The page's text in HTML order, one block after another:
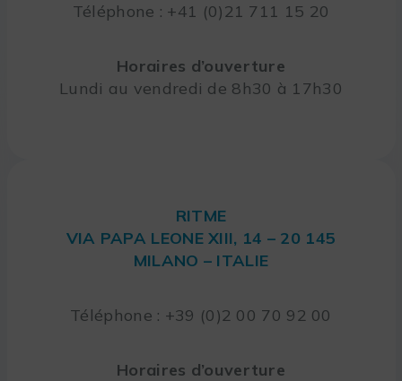
Téléphone : +41 (0)21 711 15 20
Horaires d’ouverture
Lundi au vendredi de 8h30 à 17h30
RITME
VIA PAPA LEONE XIII, 14 – 20 145
MILANO – ITALIE
Téléphone : +39 (0)2 00 70 92 00
Horaires d’ouverture